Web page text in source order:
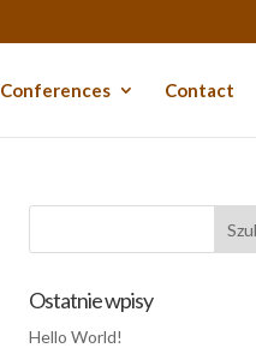
Conferences Contact
Ostatnie wpisy
Hello World!